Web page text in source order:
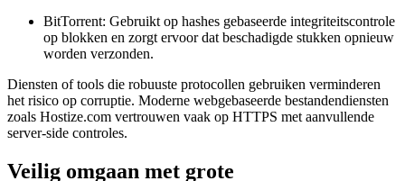
BitTorrent: Gebruikt op hashes gebaseerde integriteitscontrole
op blokken en zorgt ervoor dat beschadigde stukken opnieuw
worden verzonden.
Diensten of tools die robuuste protocollen gebruiken verminderen
het risico op corruptie. Moderne webgebaseerde bestandendiensten
zoals Hostize.com vertrouwen vaak op HTTPS met aanvullende
server-side controles.
Veilig omgaan met grote